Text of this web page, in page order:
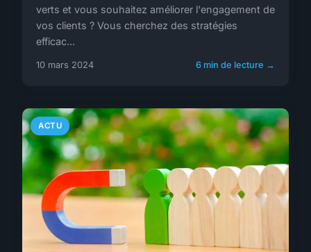
verts et vous souhaitez améliorer l'engagement de
vos clients ? Vous cherchez des stratégies
efficac...
10 mars 2024 6 min de lecture →
ACTU